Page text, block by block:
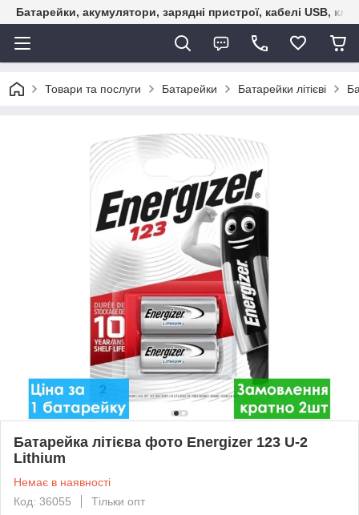
Батарейки, акумулятори, зарядні пристрої, кабелі USB,
Товари та послуги Батарейки Батарейки літієві
Батарейка літієва фото Energizer 123 U-2
Lithium
Немає в наявності
Код: 36055
Тільки опт